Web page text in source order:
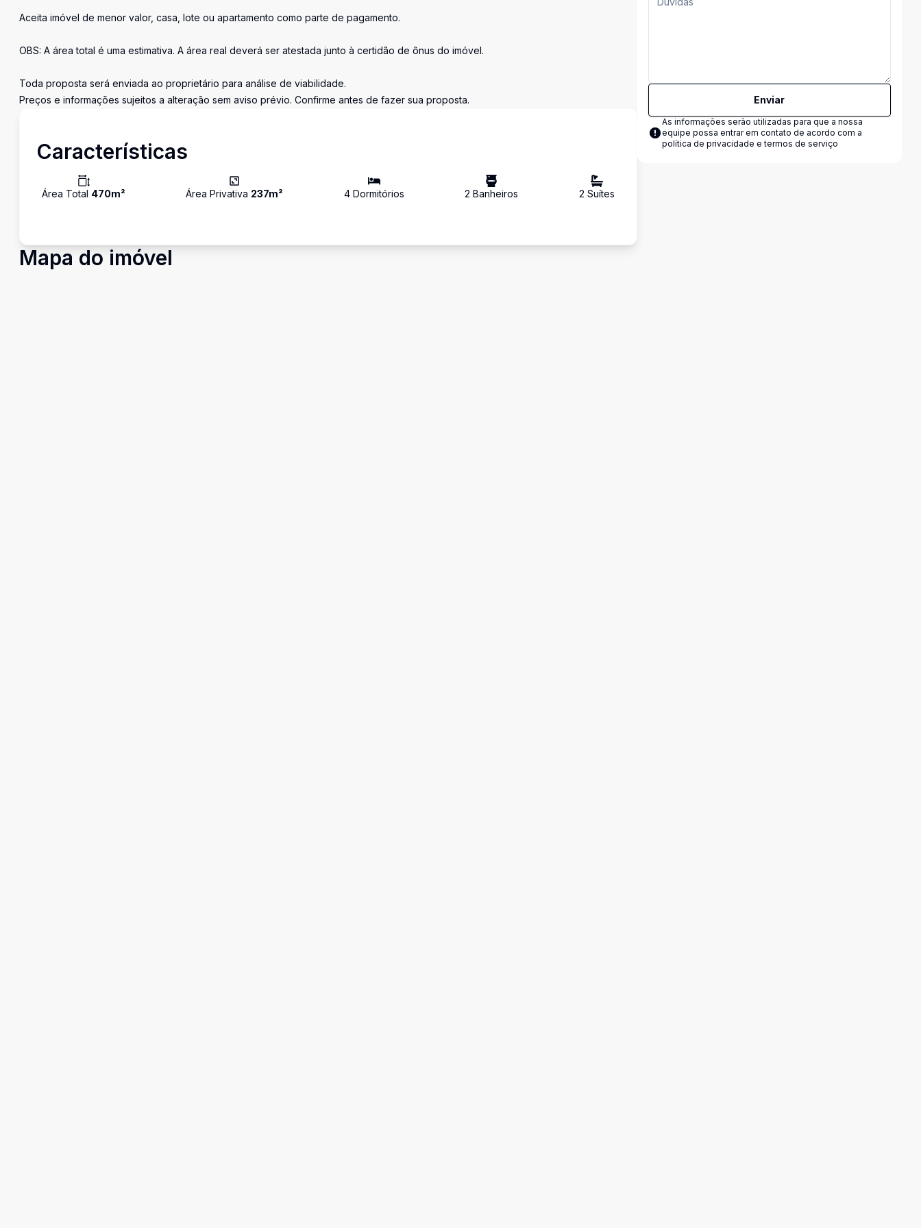
Aceita imóvel de menor valor, casa, lote ou apartamento como parte de pagamento.
OBS: A área total é uma estimativa. A área real deverá ser atestada junto à certidão de ônus do imóvel.
Toda proposta será enviada ao proprietário para análise de viabilidade.
Preços e informações sujeitos a alteração sem aviso prévio. Confirme antes de fazer sua proposta.
Características
Área Total 470m² Área Privativa 237m² 4Dormitórios 2 Banheiros 2 Suítes
Mapa do imóvel
Enviar
As informações serão utilizadas para que a nossa
equipe possa entrar em contato de acordo com a
política de privacidade e termos de serviço